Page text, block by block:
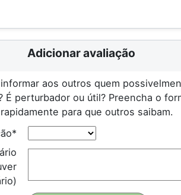
Adicionar avaliação
aos outros quem
É perturbador ou útil? Preencha o
rapidamente para que outros saibam.